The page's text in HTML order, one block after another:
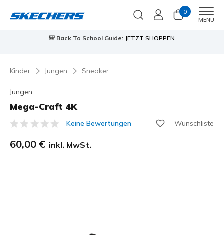
0
MENU
🎒 Back To School Guide: JETZT SHOPPEN
Kinder Jungen Sneaker
Jungen
Mega-Craft 4K
5 von 5 Kundenbewertungen
Keine Bewertungen Wunschliste
60,00 € inkl. MwSt.